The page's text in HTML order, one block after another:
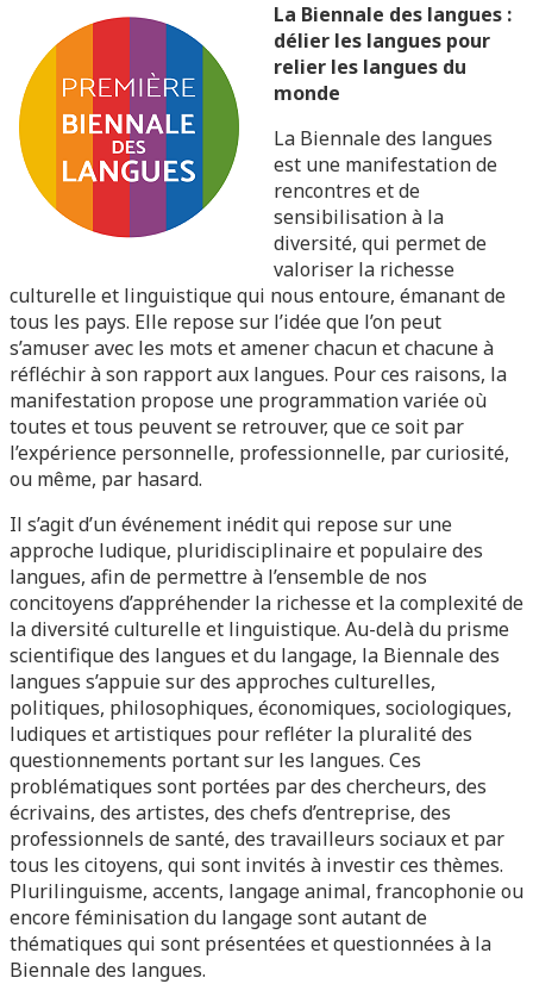
La Biennale des langues :
délier les langues pour
relier les langues du
monde
La Biennale des langues
est une manifestation de
rencontres et de
sensibilisation à la
diversité, qui permet de
valoriser la richesse
culturelle et linguistique qui nous entoure, émanant de
tous les pays. Elle repose sur l’idée que l’on peut
s’amuser avec les mots et amener chacun et chacune à
réfléchir à son rapport aux langues. Pour ces raisons, la
manifestation propose une programmation variée où
toutes et tous peuvent se retrouver, que ce soit par
l’expérience personnelle, professionnelle, par curiosité,
ou même, par hasard.
Il s’agit d’un événement inédit qui repose sur une
approche ludique, pluridisciplinaire et populaire des
langues, afin de permettre à l’ensemble de nos
concitoyens d’appréhender la richesse et la complexité de
la diversité culturelle et linguistique. Au-delà du prisme
scientifique des langues et du langage, la Biennale des
langues s’appuie sur des approches culturelles,
politiques, philosophiques, économiques, sociologiques,
ludiques et artistiques pour refléter la pluralité des
questionnements portant sur les langues. Ces
problématiques sont portées par des chercheurs, des
écrivains, des artistes, des chefs d’entreprise, des
professionnels de santé, des travailleurs sociaux et par
tous les citoyens, qui sont invités à investir ces thèmes.
Plurilinguisme, accents, langage animal, francophonie ou
encore féminisation du langage sont autant de
thématiques qui sont présentées et questionnées à la
Biennale des langues.